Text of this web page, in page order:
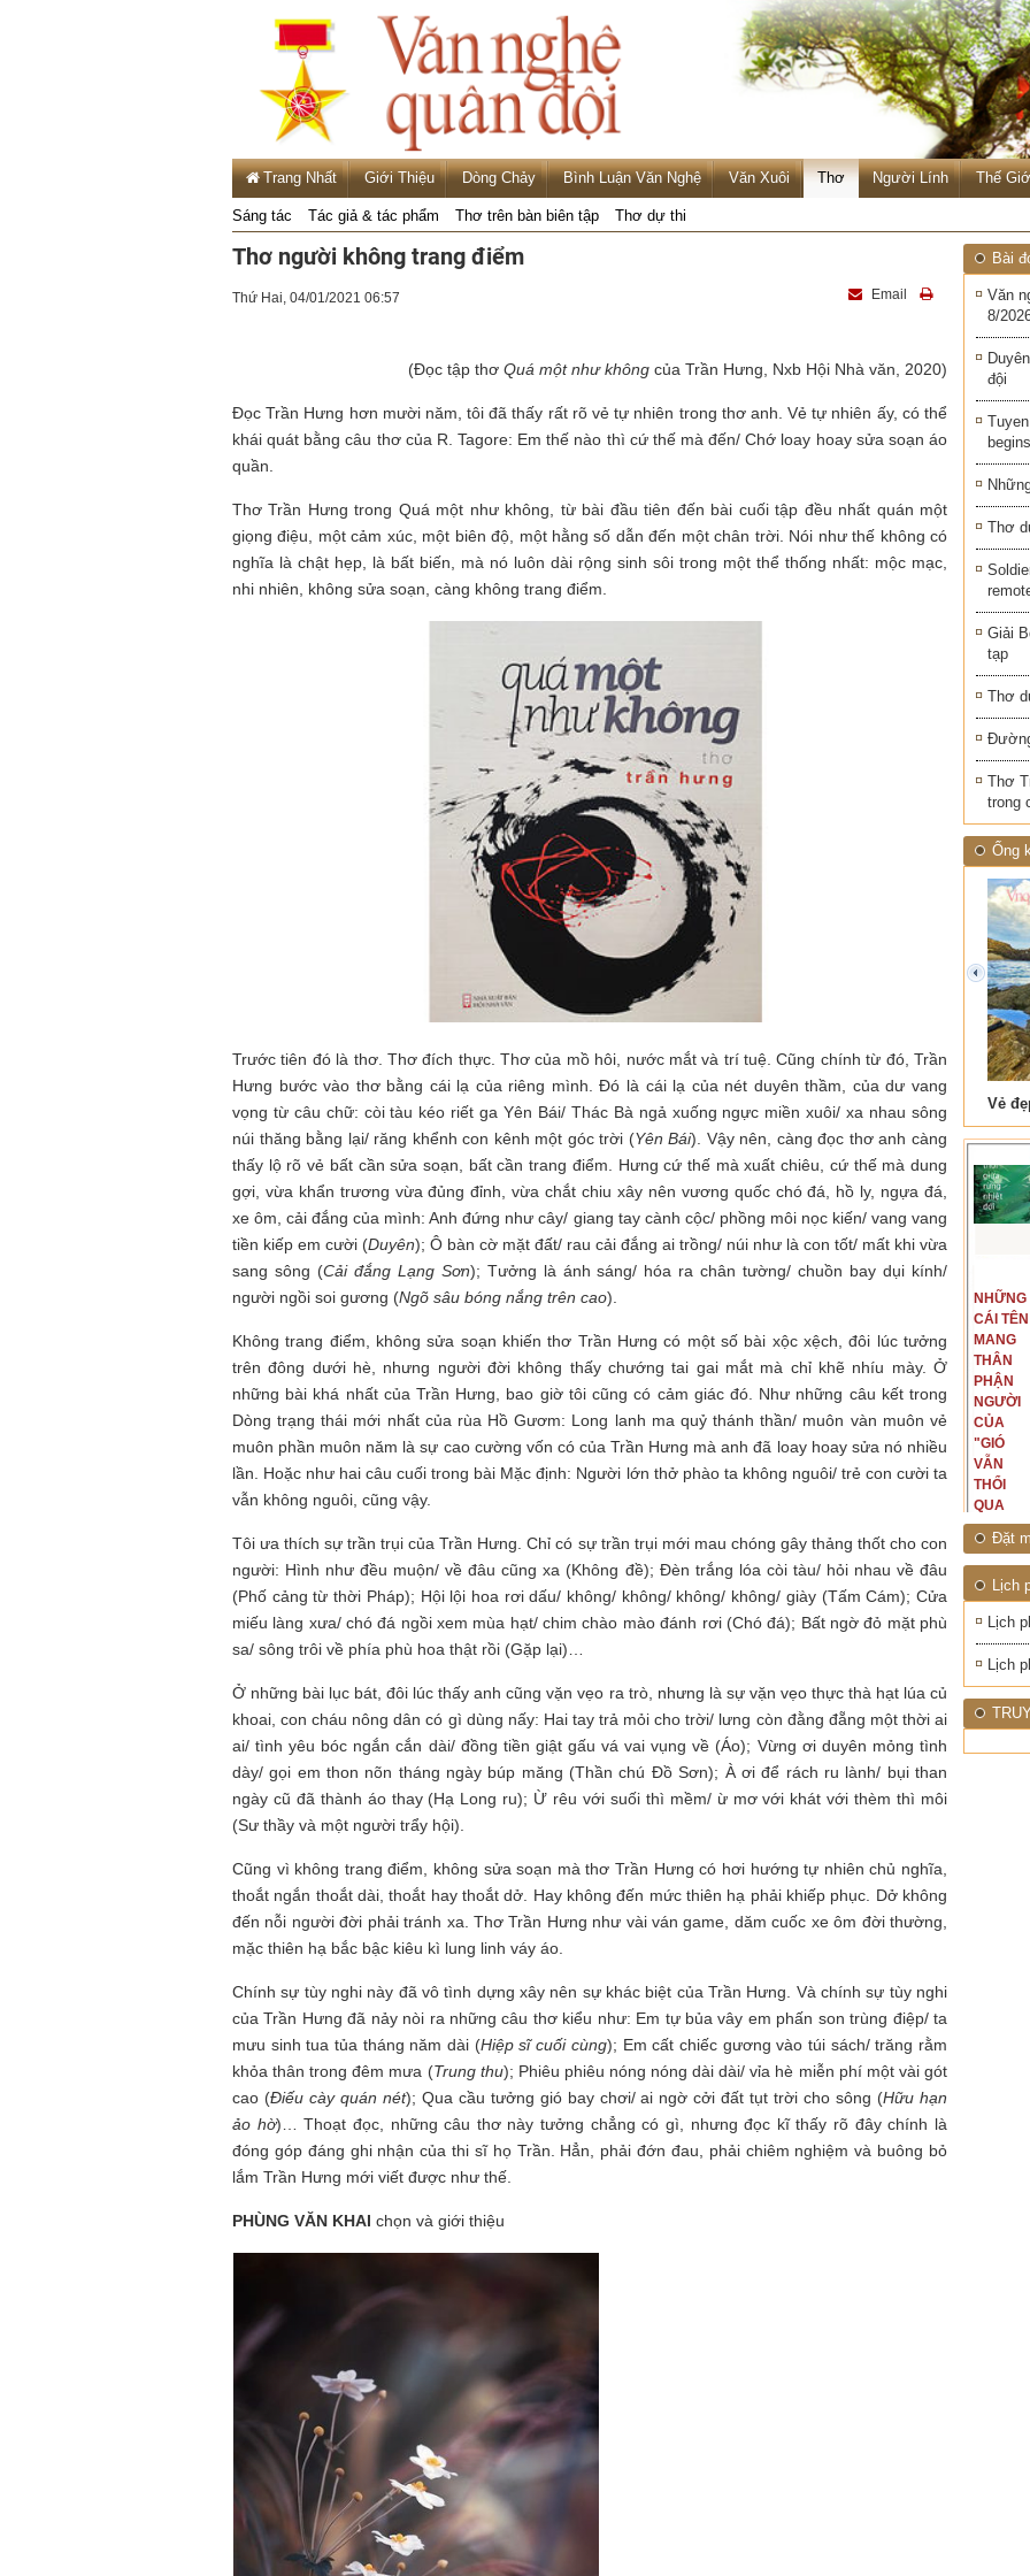
Trang Nhất Giới Thiệu Dòng Chảy Bình Luận Văn Nghệ Văn Xuôi Thơ Người Lính Thế
Sáng tác Tác giả & tác phẩm Thơ trên bàn biên tập Thơ dự thi
Thơ người không trang điểm
Thứ Hai, 04/01/2021 06:57 Email
(Đọc tập thơ Quá một như khôngcủa Trần Hưng, Nxb Hội Nhà văn, 2020)
Đọc Trần Hưng hơn mười năm, tôi đã thấy rất rõ vẻ tự nhiên trong thơ anh. Vẻ tự nhiên ấy, có thể
khái quát bằng câu thơ của R. Tagore: Em thế nào thì cứ thế mà đến/ Chớ loay hoay sửa soạn áo
quần.
Thơ Trần Hưng trong Quá một như không, từ bài đầu tiên đến bài cuối tập đều nhất quán một
giọng điệu, một cảm xúc, một biên độ, một hằng số dẫn đến một chân trời. Nói như thế không có
nghĩa là chật hẹp, là bất biến, mà nó luôn dài rộng sinh sôi trong một thể thống nhất: mộc mạc,
nhi nhiên, không sửa soạn, càng không trang điểm.
Trước tiên đó là thơ. Thơ đích thực. Thơ của mồ hôi, nước mắt và trí tuệ. Cũng chính từ đó, Trần
Hưng bước vào thơ bằng cái lạ của riêng mình. Đó là cái lạ của nét duyên thầm, của dư vang
vọng từ câu chữ: còi tàu kéo riết ga Yên Bái/ Thác Bà ngả xuống ngực miền xuôi/ xa nhau sông
núi thăng bằng lại/ răng khểnh con kênh một góc trời (Yên Bái). Vậy nên, càng đọc thơ anh càng
thấy lộ rõ vẻ bất cần sửa soạn, bất cần trang điểm. Hưng cứ thế mà xuất chiêu, cứ thế mà dung
gợi, vừa khẩn trương vừa đủng đỉnh, vừa chắt chiu xây nên vương quốc chó đá, hồ ly, ngựa đá,
xe ôm, cải đắng của mình: Anh đứng như cây/ giang tay cành cộc/ phồng môi nọc kiến/ vang vang
tiền kiếp em cười (Duyên); Ô bàn cờ mặt đất/ rau cải đắng ai trồng/ núi như là con tốt/ mất khi vừa
sang sông (Cải đắng Lạng Sơn); Tưởng là ánh sáng/ hóa ra chân tường/ chuồn bay dụi kính/
người ngồi soi gương (Ngõ sâu bóng nắng trên cao).
Không trang điểm, không sửa soạn khiến thơ Trần Hưng có một số bài xộc xệch, đôi lúc tưởng
trên đông dưới hè, nhưng người đời không thấy chướng tai gai mắt mà chỉ khẽ nhíu mày. Ở
những bài khá nhất của Trần Hưng, bao giờ tôi cũng có cảm giác đó. Như những câu kết trong
Dòng trạng thái mới nhất của rùa Hồ Gươm: Long lanh ma quỷ thánh thần/ muôn vàn muôn vẻ
muôn phần muôn năm là sự cao cường vốn có của Trần Hưng mà anh đã loay hoay sửa nó nhiều
lần. Hoặc như hai câu cuối trong bài Mặc định: Người lớn thở phào ta không nguôi/ trẻ con cười ta
vẫn không nguôi, cũng vậy.
Tôi ưa thích sự trần trụi của Trần Hưng. Chỉ có sự trần trụi mới mau chóng gây thảng thốt cho con
người: Hình như đều muộn/ về đâu cũng xa (Không đề); Đèn trắng lóa còi tàu/ hỏi nhau về đâu
(Phố cảng từ thời Pháp); Hội lội hoa rơi dấu/ không/ không/ không/ không/ giày (Tấm Cám); Cửa
miếu làng xưa/ chó đá ngồi xem mùa hạt/ chim chào mào đánh rơi (Chó đá); Bất ngờ đỏ mặt phù
sa/ sông trôi về phía phù hoa thật rồi (Gặp lại)…
Ở những bài lục bát, đôi lúc thấy anh cũng vặn vẹo ra trò, nhưng là sự vặn vẹo thực thà hạt lúa củ
khoai, con cháu nông dân có gì dùng nấy: Hai tay trả mỏi cho trời/ lưng còn đằng đẵng một thời ai
ai/ tình yêu bóc ngắn cắn dài/ đồng tiền giật gấu vá vai vụng về (Áo); Vừng ơi duyên mỏng tình
dày/ gọi em thon nõn tháng ngày búp măng (Thần chú Đồ Sơn); À ơi để rách ru lành/ bụi than
ngày cũ đã thành áo thay (Hạ Long ru); Ừ rêu với suối thì mềm/ ừ mơ với khát với thèm thì môi
(Sư thầy và một người trẩy hội).
Cũng vì không trang điểm, không sửa soạn mà thơ Trần Hưng có hơi hướng tự nhiên chủ nghĩa,
thoắt ngắn thoắt dài, thoắt hay thoắt dở. Hay không đến mức thiên hạ phải khiếp phục. Dở không
đến nỗi người đời phải tránh xa. Thơ Trần Hưng như vài ván game, dăm cuốc xe ôm đời thường,
mặc thiên hạ bắc bậc kiêu kì lung linh váy áo.
Chính sự tùy nghi này đã vô tình dựng xây nên sự khác biệt của Trần Hưng. Và chính sự tùy nghi
của Trần Hưng đã nảy nòi ra những câu thơ kiểu như: Em tự bủa vây em phấn son trùng điệp/ ta
mưu sinh tua tủa tháng năm dài (Hiệp sĩ cuối cùng); Em cất chiếc gương vào túi sách/ trăng rằm
khỏa thân trong đêm mưa (Trung thu); Phiêu phiêu nóng nóng dài dài/ vỉa hè miễn phí một vài gót
cao (Điếu cày quán nét); Qua cầu tưởng gió bay chơi/ ai ngờ cởi đất tụt trời cho sông (Hữu hạn
ảo hờ)… Thoạt đọc, những câu thơ này tưởng chẳng có gì, nhưng đọc kĩ thấy rõ đây chính là
đóng góp đáng ghi nhận của thi sĩ họ Trần. Hẳn, phải đớn đau, phải chiêm nghiệm và buông bỏ
lắm Trần Hưng mới viết được như thế.
PHÙNG VĂN KHAI chọn và giới thiệu
Bài
Văn
8/
đội
Thơ
Giải
tạp
Thơ
Thơ
trong
Ống
Mùa xanh Tam Cốc Lẫm liệt Hải Vân quan
prev
NHỮNG
TÔI GẶP,
NHỮNG
CHUYỆN
TÔI VIẾT
Tôi từng hình dung viết văn là
công việc của sự hư cấu, một
trí tưởng tượng, nơi nhà văn tự
do tạo hình mọi thứ theo ý mình...
(TRẦN THỊ TÚ NGỌC)
CỦA TÔI
LÀ
NHỮNG
NGƯỜI
ĐÃ PHẤT
CAO CỜ
HỒNG
1945
Là người đi dọc biên giới phía
đoạn lịch sử đó... (PHẠM VÂN
ANH)
NHỮNG
CÁI TÊN
MANG
THÂN
PHẬN
NGƯỜI
CỦA
"GIÓ
VẪN
THỔI
QUA
RỪNG
NHIỆT
ĐỚI"
Đặt
Lịch
Lịch
Lịch